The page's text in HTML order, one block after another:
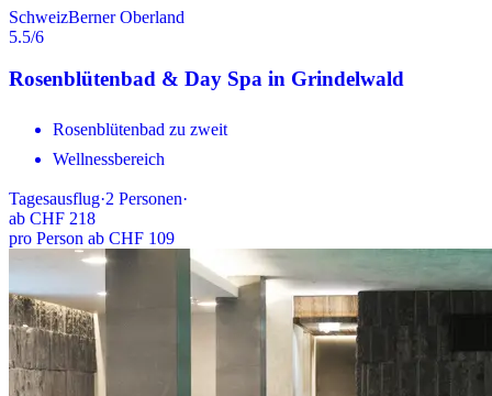
SchweizBerner Oberland
5.5/6
Rosenblütenbad & Day Spa in Grindelwald
Rosenblütenbad zu zweit
Wellnessbereich
Tagesausflug·2 Personen·
ab CHF 218
pro Person ab CHF 109